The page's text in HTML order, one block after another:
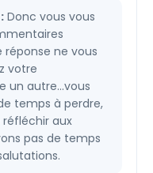
Donc vous vous
réponse ne vous
votre
un autre...vous
temps à perdre,
aux
pas de temps